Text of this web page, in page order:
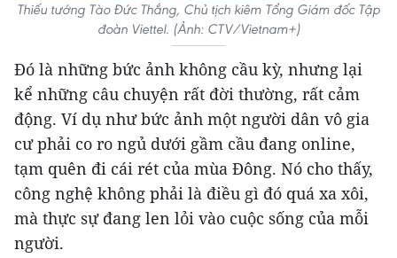
Thiếu tướng Tào Đức Thắng, Chủ tịch kiêm Tổng Giám đốc Tập
đoàn Viettel. (Ảnh: CTV/Vietnam+)
Đó là những bức ảnh không cầu kỳ, nhưng lại
kể những câu chuyện rất đời thường, rất cảm
động. Ví dụ như bức ảnh một người dân vô gia
cư phải co ro ngủ dưới gầm cầu đang online,
tạm quên đi cái rét của mùa Đông. Nó cho thấy,
công nghệ không phải là điều gì đó quá xa xôi,
mà thực sự đang len lỏi vào cuộc sống của mỗi
người.